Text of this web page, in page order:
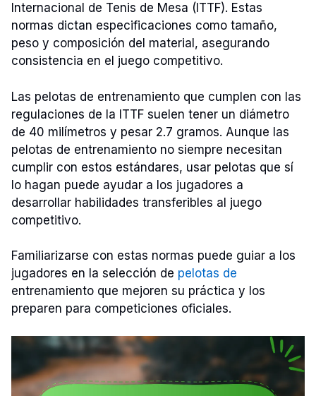
Internacional de Tenis de Mesa (ITTF). Estas
normas dictan especificaciones como tamaño,
peso y composición del material, asegurando
consistencia en el juego competitivo.
Las pelotas de entrenamiento que cumplen con las
regulaciones de la ITTF suelen tener un diámetro
de 40 milímetros y pesar 2.7 gramos. Aunque las
pelotas de entrenamiento no siempre necesitan
cumplir con estos estándares, usar pelotas que sí
lo hagan puede ayudar a los jugadores a
desarrollar habilidades transferibles al juego
competitivo.
Familiarizarse con estas normas puede guiar a los
jugadores en la selección de pelotas de
entrenamiento que mejoren su práctica y los
preparen para competiciones oficiales.